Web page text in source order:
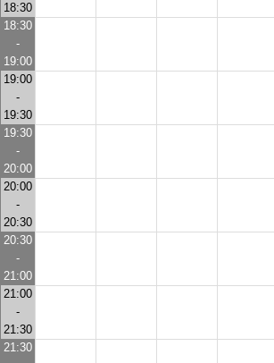
18:30
18:30
-
19:00
19:00
-
19:30
19:30
-
20:00
20:00
-
20:30
20:30
-
21:00
21:00
-
21:30
21:30